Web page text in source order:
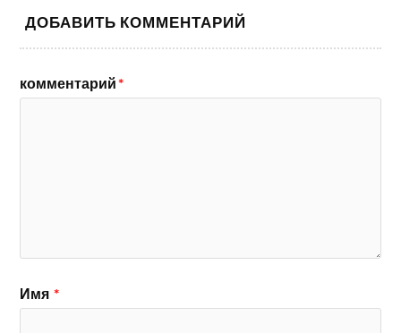
ДОБАВИТЬ КОММЕНТАРИЙ
комментарий*
Имя *